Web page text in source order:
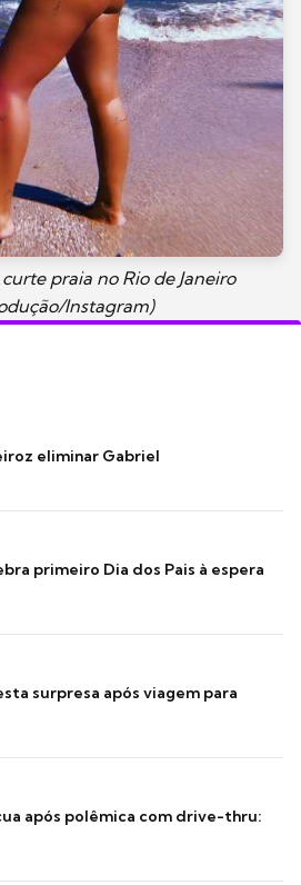
praia no Rio de Janeiro
Instagram)
eliminar Gabriel
primeiro Dia dos Pais à espera
surpresa após viagem para
após polêmica com drive-thru: